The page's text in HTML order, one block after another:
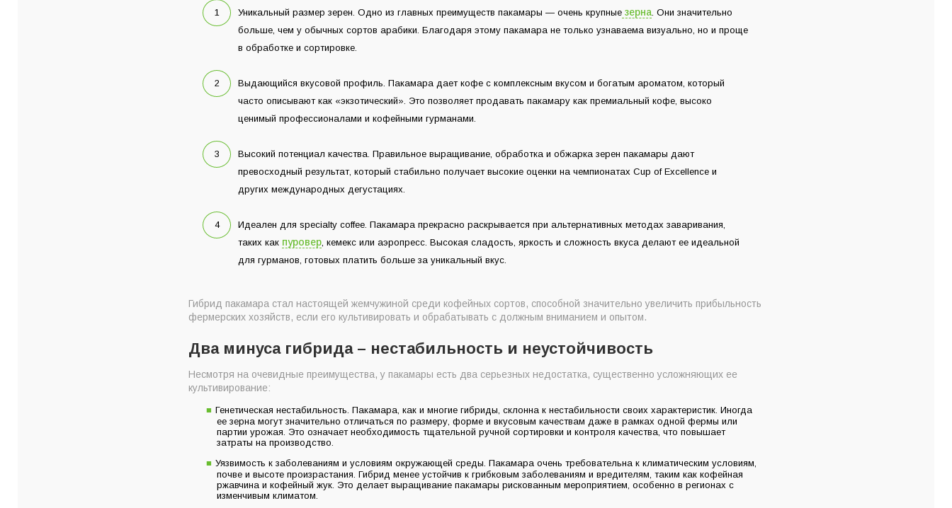
Уникальный размер зерен. Одно из главных преимуществ пакамары — очень крупные зерна. Они значительно
больше, чем у обычных сортов арабики. Благодаря этому пакамара не только узнаваема визуально, но и проще
в обработке и сортировке.
Выдающийся вкусовой профиль. Пакамара дает кофе с комплексным вкусом и богатым ароматом, который
часто описывают как «экзотический». Это позволяет продавать пакамару как премиальный кофе, высоко
ценимый профессионалами и кофейными гурманами.
Высокий потенциал качества. Правильное выращивание, обработка и обжарка зерен пакамары дают
превосходный результат, который стабильно получает высокие оценки на чемпионатах Cup of Excellence и
других международных дегустациях.
Идеален для specialty coffee. Пакамара прекрасно раскрывается при альтернативных методах заваривания,
таких как пуровер, кемекс или аэропресс. Высокая сладость, яркость и сложность вкуса делают ее идеальной
для гурманов, готовых платить больше за уникальный вкус.
Гибрид пакамара стал настоящей жемчужиной среди кофейных сортов, способной значительно увеличить прибыльность
фермерских хозяйств, если его культивировать и обрабатывать с должным вниманием и опытом.
Два минуса гибрида – нестабильность и неустойчивость
Несмотря на очевидные преимущества, у пакамары есть два серьезных недостатка, существенно усложняющих ее
культивирование:
Генетическая нестабильность. Пакамара, как и многие гибриды, склонна к нестабильности своих характеристик. Иногда
ее зерна могут значительно отличаться по размеру, форме и вкусовым качествам даже в рамках одной фермы или
партии урожая. Это означает необходимость тщательной ручной сортировки и контроля качества, что повышает
затраты на производство.
Уязвимость к заболеваниям и условиям окружающей среды. Пакамара очень требовательна к климатическим условиям,
почве и высоте произрастания. Гибрид менее устойчив к грибковым заболеваниям и вредителям, таким как кофейная
ржавчина и кофейный жук. Это делает выращивание пакамары рискованным мероприятием, особенно в регионах с
изменчивым климатом.